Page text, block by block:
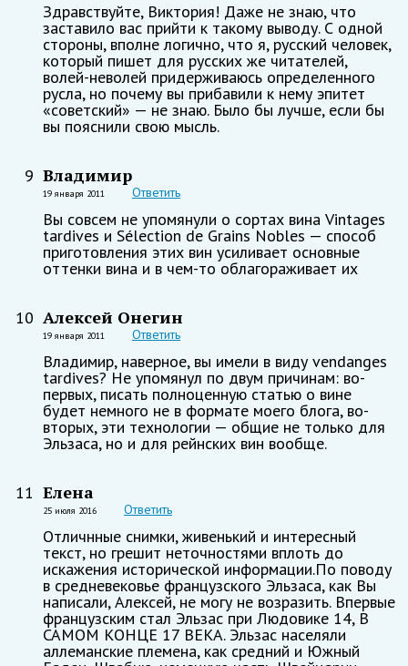
Здравствуйте, Виктория! Даже не знаю, что
заставило вас прийти к такому выводу. С одной
стороны, вполне логично, что я, русский человек,
который пишет для русских же читателей,
волей-неволей придерживаюсь определенного
русла, но почему вы прибавили к нему эпитет
«советский» — не знаю. Было бы лучше, если бы
вы пояснили свою мысль.
9 Владимир
19 января 2011 Ответить
Вы совсем не упомянули о сортах вина Vintages
tardives и Sélection de Grains Nobles — способ
приготовления этих вин усиливает основные
оттенки вина и в чем-то облагораживает их
10 Алексей Онегин
19 января 2011 Ответить
Владимир, наверное, вы имели в виду vendanges
tardives? Не упомянул по двум причинам: во-
первых, писать полноценную статью о вине
будет немного не в формате моего блога, во-
вторых, эти технологии — общие не только для
Эльзаса, но и для рейнских вин вообще.
11 Елена
25 июля 2016 Ответить
Отличнные снимки, живенький и интересный
текст, но грешит неточностями вплоть до
искажения исторической информации.По поводу
в средневековье французского Эльзаса, как Вы
написали, Алексей, не могу не возразить. Впервые
французским стал Эльзас при Людовике 14, В
САМОМ КОНЦЕ 17 ВЕКА. Эльзас населяли
аллеманские племена, как средний и Южный